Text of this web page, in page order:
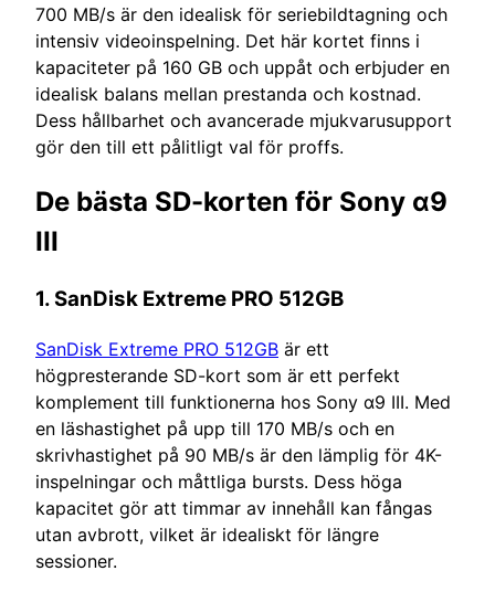
700 MB/s är den idealisk för seriebildtagning och
intensiv videoinspelning. Det här kortet finns i
kapaciteter på 160 GB och uppåt och erbjuder en
idealisk balans mellan prestanda och kostnad.
Dess hållbarhet och avancerade mjukvarusupport
gör den till ett pålitligt val för proffs.
De bästa SD-korten för Sony α9
III
1.SanDisk Extreme PRO 512GB
SanDisk Extreme PRO 512GB är ett
högpresterande SD-kort som är ett perfekt
komplement till funktionerna hos Sony α9 III. Med
en läshastighet på upp till 170 MB/s och en
skrivhastighet på 90 MB/s är den lämplig för 4K-
inspelningar och måttliga bursts. Dess höga
kapacitet gör att timmar av innehåll kan fångas
utan avbrott, vilket är idealiskt för längre
sessioner.